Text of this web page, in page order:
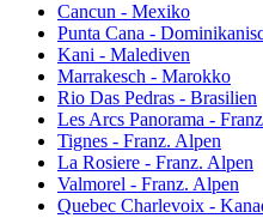
Cancun - Mexiko
Punta Cana -
Kani - Malediven
Marrakesch - Marokko
Rio Das Pedras - Brasilien
Les Arcs Panorama -
Tignes - Franz. Alpen
La Rosiere - Franz. Alpen
Valmorel - Franz. Alpen
Quebec Charlevoix -